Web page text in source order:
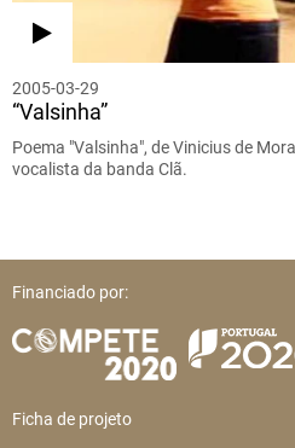
2005-03-29
“Valsinha”
Poema "Valsinha", de Vinicius de
vocalista da banda Clã.
Financiado por:
Ficha de projeto